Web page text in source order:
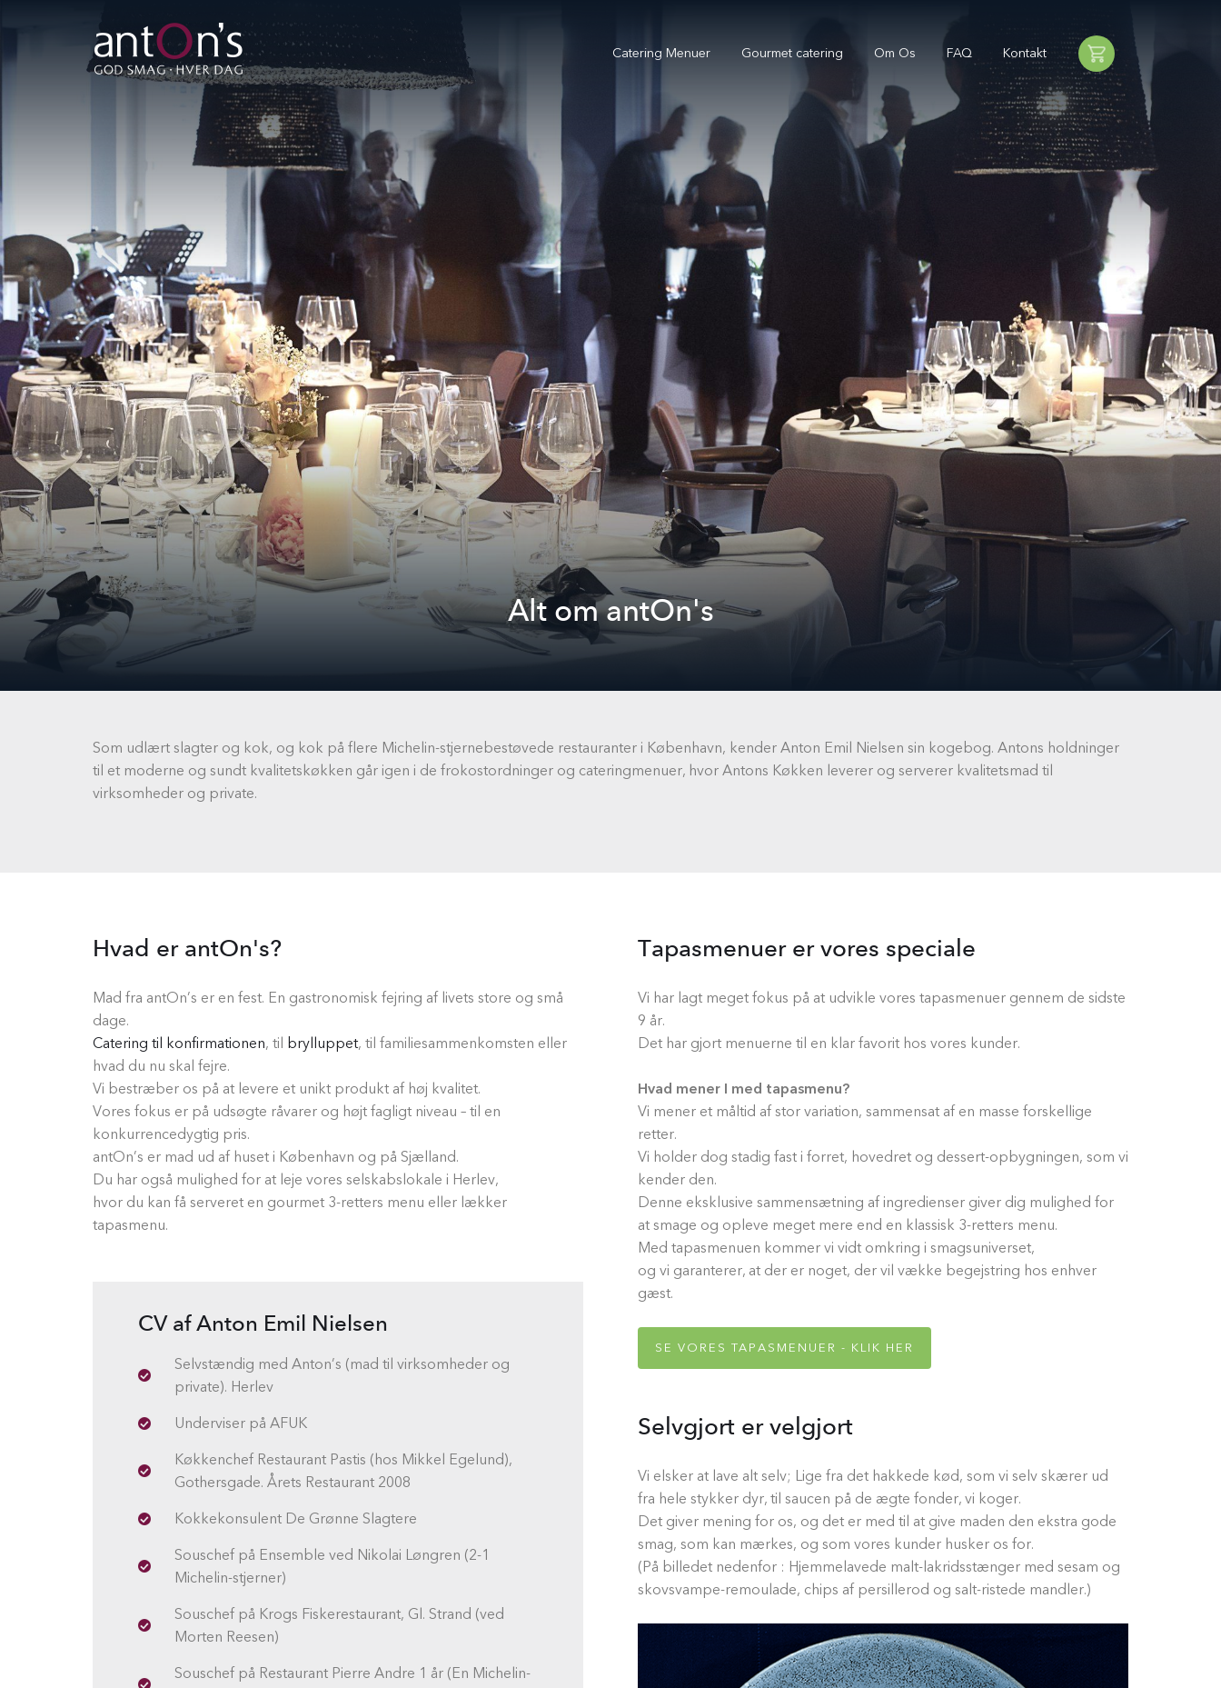
Catering Menuer Gourmet catering Om Os FAQ Kontakt
Alt om antOn's
Som udlært slagter og kok, og kok på flere Michelin-stjernebestøvede restauranter i København, kender Anton Emil Nielsen sin kogebog. Antons holdninger
til et moderne og sundt kvalitetskøkken går igen i de frokostordninger og cateringmenuer, hvor Antons Køkken leverer og serverer kvalitetsmad til
virksomheder og private.
Hvad er antOn's?
Mad fra antOn’s er en fest. En gastronomisk fejring af livets store og små
dage.
Catering til konfirmationen, til brylluppet, til familiesammenkomsten eller
hvad du nu skal fejre.
Vi bestræber os på at levere et unikt produkt af høj kvalitet.
Vores fokus er på udsøgte råvarer og højt fagligt niveau – til en
konkurrencedygtig pris.
antOn’s er mad ud af huset i København og på Sjælland.
Du har også mulighed for at leje vores selskabslokale i Herlev,
hvor du kan få serveret en gourmet 3-retters menu eller lækker
tapasmenu.
CV af Anton Emil Nielsen
Selvstændig med Anton’s (mad til virksomheder og
private). Herlev
Underviser på AFUK
Køkkenchef Restaurant Pastis (hos Mikkel Egelund),
Gothersgade. Årets Restaurant 2008
Kokkekonsulent De Grønne Slagtere
Souschef på Ensemble ved Nikolai Løngren (2-1
Michelin-stjerner)
Souschef på Krogs Fiskerestaurant, Gl. Strand (ved
Morten Reesen)
Souschef på Restaurant Pierre Andre 1 år (En Michelin-
Tapasmenuer er vores speciale
Vi har lagt meget fokus på at udvikle vores tapasmenuer gennem de sidste
9 år.
Det har gjort menuerne til en klar favorit hos vores kunder.
Hvad mener I med tapasmenu?
Vi mener et måltid af stor variation, sammensat af en masse forskellige
retter.
Vi holder dog stadig fast i forret, hovedret og dessert-opbygningen, som vi
kender den.
Denne eksklusive sammensætning af ingredienser giver dig mulighed for
at smage og opleve meget mere end en klassisk 3-retters menu.
Med tapasmenuen kommer vi vidt omkring i smagsuniverset,
og vi garanterer, at der er noget, der vil vække begejstring hos enhver
gæst.
SE VORES TAPASMENUER - KLIK HER
Selvgjort er velgjort
Vi elsker at lave alt selv; Lige fra det hakkede kød, som vi selv skærer ud
fra hele stykker dyr, til saucen på de ægte fonder, vi koger.
Det giver mening for os, og det er med til at give maden den ekstra gode
smag, som kan mærkes, og som vores kunder husker os for.
(På billedet nedenfor : Hjemmelavede malt-lakridsstænger med sesam og
skovsvampe-remoulade, chips af persillerod og salt-ristede mandler.)